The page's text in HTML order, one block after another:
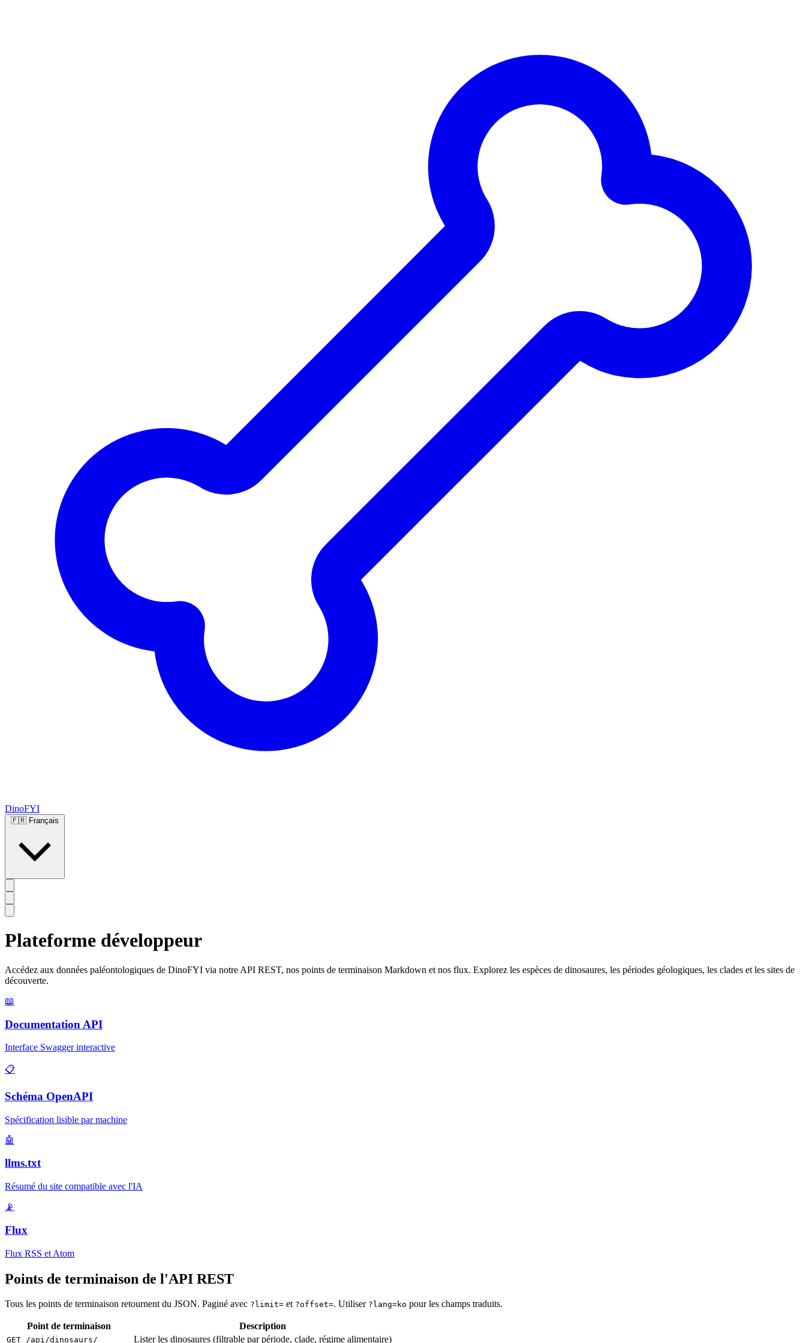
DinoFYI
🇫🇷 Français
Plateforme développeur
Accédez aux données paléontologiques de DinoFYI via notre API REST, nos points de terminaison Markdown et nos flux. Explorez les espèces de dinosaures, les périodes géologiques, les clades et les sites de
découverte.
📖
Documentation API
Interface Swagger interactive
📋
Schéma OpenAPI
Spécification lisible par machine
🤖
llms.txt
Résumé du site compatible avec l'IA
📡
Flux
Flux RSS et Atom
Points de terminaison de l'API REST
Tous les points de terminaison retournent du JSON. Paginé avec ?limit= et ?offset=. Utiliser ?lang=ko pour les champs traduits.
Point de terminaison Description
GET /api/dinosaurs/ Lister les dinosaures (filtrable par période, clade, régime alimentaire)